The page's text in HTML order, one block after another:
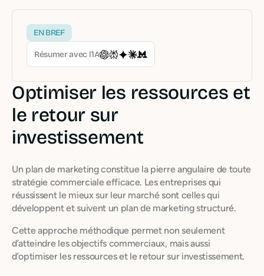
EN BREF
Résumer avec l’IA
Optimiser les ressources et
le retour sur
investissement
Un plan de marketing constitue la pierre angulaire de toute
stratégie commerciale efficace. Les entreprises qui
réussissent le mieux sur leur marché sont celles qui
développent et suivent un plan de marketing structuré.
Cette approche méthodique permet non seulement
d’atteindre les objectifs commerciaux, mais aussi
d’optimiser les ressources et le retour sur investissement.